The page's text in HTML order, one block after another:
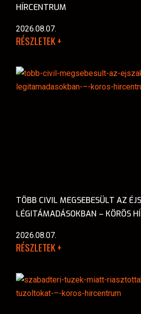
HÍRCENTRUM
2026.08.07.
RÉSZLETEK +
TÖBB CIVIL MEGSEBESÜLT AZ
LÉGITÁMADÁSOKBAN – KÖRÖS
2026.08.07.
RÉSZLETEK +